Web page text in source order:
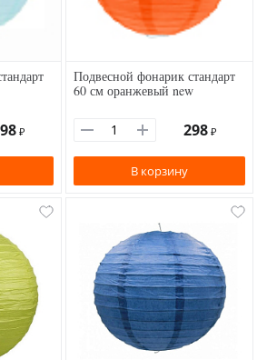
₽
Подвесной фонарик стандарт
60 см оранжевый new
298 ₽
В корзину